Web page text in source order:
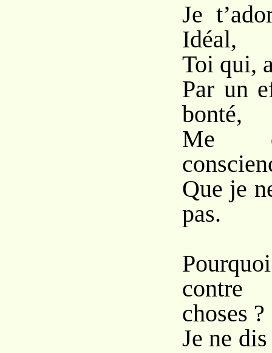
Je
Idéal,
Toi qui,
Par un
bonté,
Me
Que je
pas.
contre
choses ?
Je ne